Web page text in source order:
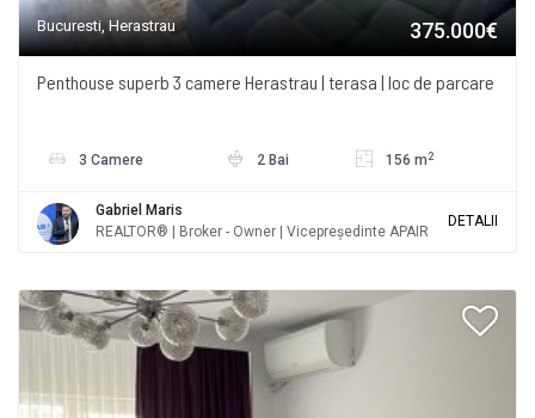
Bucuresti, Herastrau 375.000€
Penthouse superb 3 camere Herastrau | terasa | loc de parcare
3 Camere 2 Bai 156 m 2
Gabriel Maris
REALTOR® | Broker - Owner | Vicepreședinte APAIR
DETALII